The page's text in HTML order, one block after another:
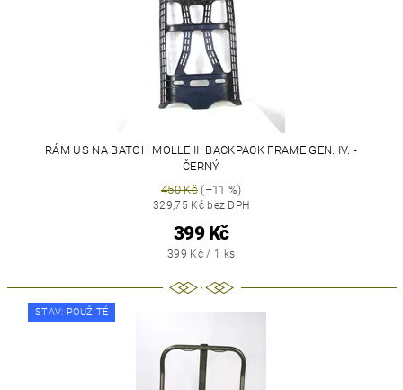
RÁM US NA BATOH MOLLE II. BACKPACK FRAME GEN. IV. -
ČERNÝ
450 Kč(–11 %)
329,75 Kč bez DPH
399 Kč
399 Kč / 1 ks
STAV: POUŽITÉ